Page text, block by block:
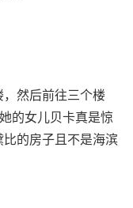
然后前往三个楼
的女儿贝卡真是惊
的房子且不是海滨